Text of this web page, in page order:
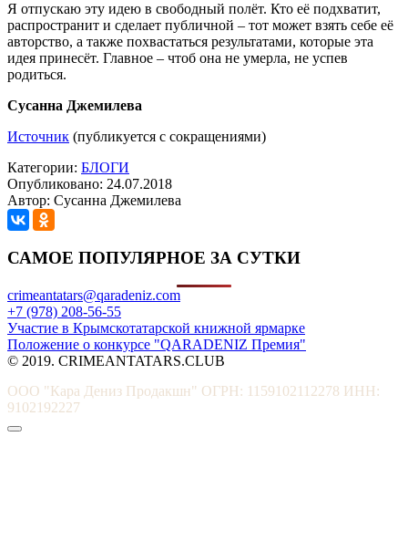
Я отпускаю эту идею в свободный полёт. Кто её подхватит,
распространит и сделает публичной – тот может взять себе её
авторство, а также похвастаться результатами, которые эта
идея принесёт. Главное – чтоб она не умерла, не успев
родиться.
Сусанна Джемилева
Источник (публикуется с сокращениями)
Категории: БЛОГИ
Опубликовано: 24.07.2018
Автор: Сусанна Джемилева
САМОЕ ПОПУЛЯРНОЕ ЗА СУТКИ
crimeantatars@qaradeniz.com
+7 (978) 208-56-55
Участие в Крымскотатарской книжной ярмарке
Положение о конкурсе "QARADENIZ Премия"
© 2019. CRIMEANTATARS.CLUB
ООО "Кара Дениз Продакшн" ОГРН: 1159102112278 ИНН:
9102192227